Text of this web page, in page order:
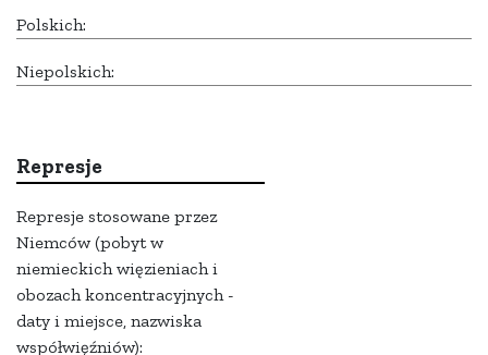
Polskich:
Niepolskich:
Represje
Represje stosowane przez
Niemców (pobyt w
niemieckich więzieniach i
obozach koncentracyjnych -
daty i miejsce, nazwiska
współwięźniów):